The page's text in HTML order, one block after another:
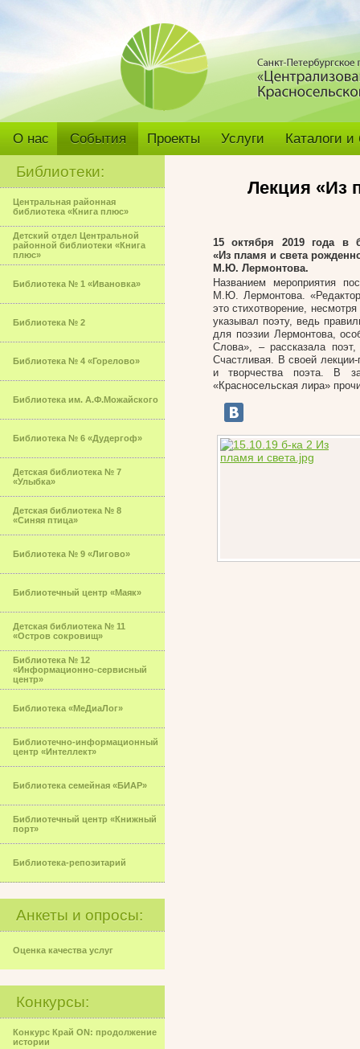
О нас События Проекты Услуги Каталоги
Библиотеки:
Центральная районная
библиотека «Книга плюс»
Детский отдел Центральной
районной библиотеки «Книга
плюс»
Библиотека № 1 «Ивановка»
Библиотека № 2
Библиотека № 4 «Горелово»
Библиотека им. А.Ф.Можайского
Библиотека № 6 «Дудергоф»
Детская библиотека № 7
«Улыбка»
Детская библиотека № 8
«Синяя птица»
Библиотека № 9 «Лигово»
Библиотечный центр «Маяк»
Детская библиотека № 11
«Остров сокровищ»
Библиотека № 12
«Информационно-сервисный
центр»
Библиотека «МеДиаЛог»
Библиотечно-информационный
центр «Интеллект»
Библиотека семейная «БИАР»
Библиотечный центр «Книжный
порт»
Библиотека-репозитарий
Анкеты и опросы:
Оценка качества услуг
Конкурсы:
Конкурс Край ON: продолжение
истории
Лекция «Из
15 октября 2019 года в
«Из пламя и света
М.Ю. Лермонтова.
Названием мероприятия
М.Ю. Лермонтова.
это стихотворение,
указывал поэту, ведь
для поэзии Лермонтова,
Слова», – рассказала
Счастливая. В своей
и творчества поэта. В
«Красносельская лира»